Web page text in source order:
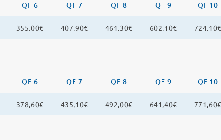
QF 6 QF 7 QF 8 QF 9 QF 10
355,00€ 407,90€ 461,30€ 602,10€ 724,10€
QF 6 QF 7 QF 8 QF 9 QF 10
378,60€ 435,10€ 492,00€ 641,40€ 771,60€